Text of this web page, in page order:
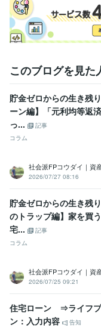
このブログを見た
貯金ゼロからの生き残
ーン編】「元利均等返
っ...
記事
コラム
社会派FPコウダイ｜資
2026/07/27 08:16
貯金ゼロからの生き残
のトラップ編】家を買
宅...
記事
コラム
社会派FPコウダイ｜資
2026/07/25 09:21
住宅ローン ⇒ライフプ
ン：入力内容
告知